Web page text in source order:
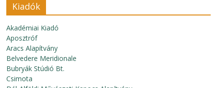
Kiadók
Akadémiai Kiadó
Aposztróf
Aracs Alapítvány
Belvedere Meridionale
Bubryák Stúdió Bt.
Csimota